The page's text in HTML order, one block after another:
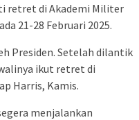
retret di Akademi Militer
21-28 Februari 2025.
Presiden. Setelah dilantik
ikut retret di
Harris, Kamis.
menjalankan